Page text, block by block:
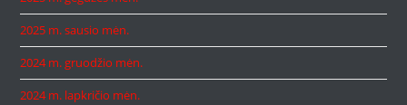
2025 m. sausio mėn.
2024 m. gruodžio mėn.
2024 m. lapkričio mėn.